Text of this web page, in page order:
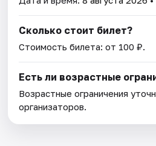
Сколько стоит билет?
Стоимость билета: от 100 ₽.
Есть ли возрастные
Возрастные ограничения
организаторов.